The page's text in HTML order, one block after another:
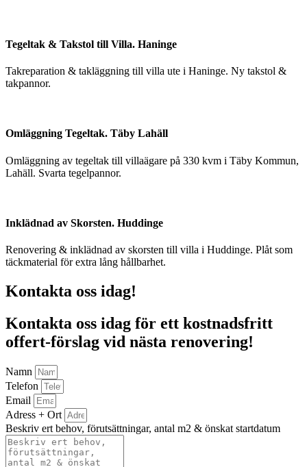
Tegeltak & Takstol till Villa. Haninge
Takreparation & takläggning till villa ute i Haninge. Ny takstol &
takpannor.
Omläggning Tegeltak. Täby Lahäll
Omläggning av tegeltak till villaägare på 330 kvm i Täby Kommun,
Lahäll. Svarta tegelpannor.
Inklädnad av Skorsten. Huddinge
Renovering & inklädnad av skorsten till villa i Huddinge. Plåt som
täckmaterial för extra lång hållbarhet.
Kontakta oss idag!
Kontakta oss idag för ett kostnadsfritt
offert-förslag vid nästa renovering!
Namn
Telefon
Email
Adress + Ort
Beskriv ert behov, förutsättningar, antal m2 & önskat startdatum